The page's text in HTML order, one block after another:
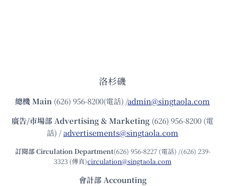
洛杉磯
總機Main (626) 956-8200(電話) /admin@singtaola.com
廣告/市場部Advertising & Marketing (626) 956-8200 (電
話) /advertisements@singtaola.com
訂閱部 Circulation Department(626) 956-8227 (電話) /(626) 239-
3323 (傳真)circulation@singtaola.com
會計部 Accounting